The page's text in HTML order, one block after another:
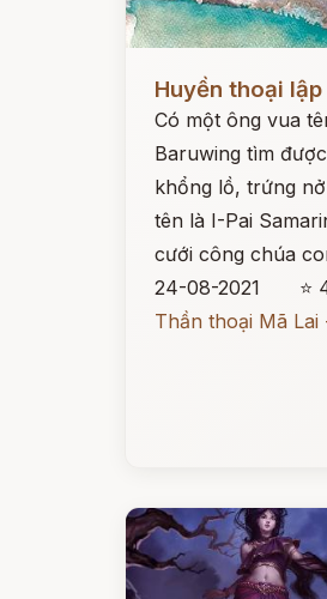
Đọc ngay
Huyền thoại
Có một ông vua
Baruwing tìm
khổng lồ, trứng
tên là I-Pai
cưới công chúa
24-08-2021
⭐
Thần thoại Mã Lai